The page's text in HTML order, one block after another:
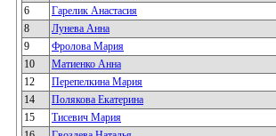
6
Гарелик Анастасия
8
Лунева Анна
9
Фролова Мария
10
Матиенко Анна
12
Перепелкина Мария
14
Полякова Екатерина
15
Тисевич Мария